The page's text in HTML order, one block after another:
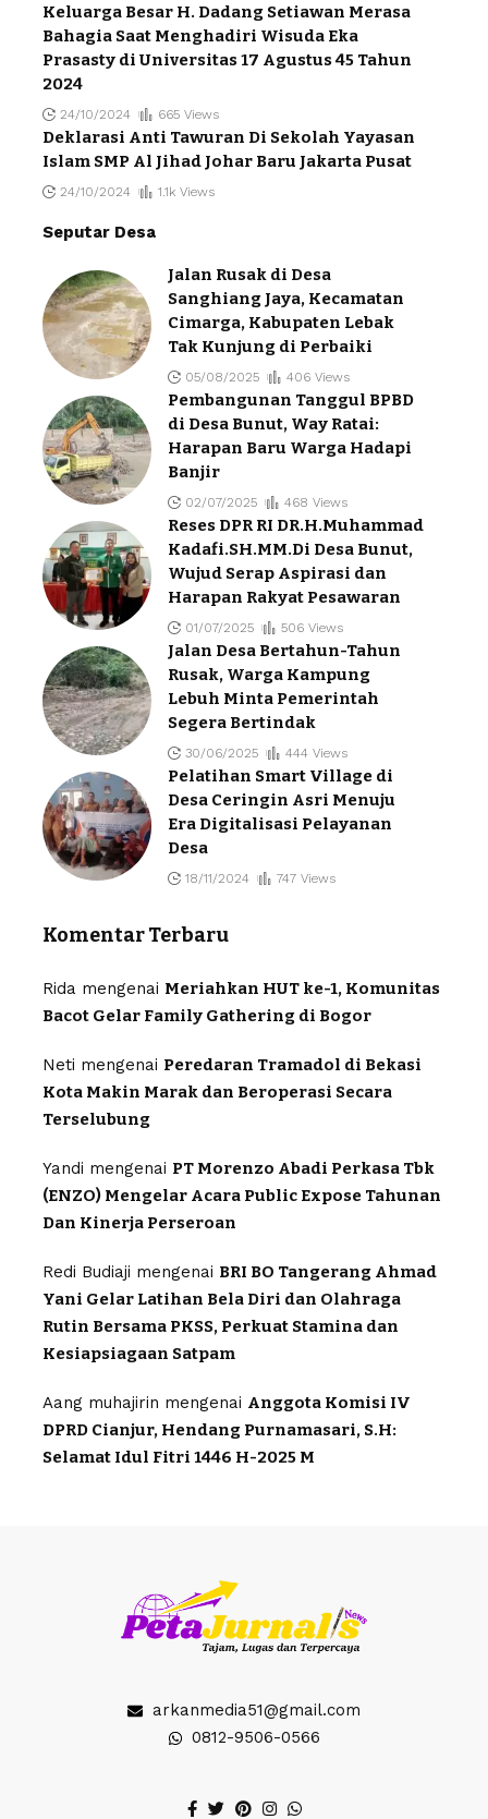
Keluarga Besar H. Dadang Setiawan Merasa
Bahagia Saat Menghadiri Wisuda Eka
Prasasty di Universitas 17 Agustus 45 Tahun
2024
24/10/2024 665 Views
Deklarasi Anti Tawuran Di Sekolah Yayasan
Islam SMP Al Jihad Johar Baru Jakarta Pusat
24/10/2024 1.1k Views
Seputar Desa
Jalan Rusak di Desa
Sanghiang Jaya, Kecamatan
Cimarga, Kabupaten Lebak
Tak Kunjung di Perbaiki
05/08/2025 406 Views
Pembangunan Tanggul BPBD
di Desa Bunut, Way Ratai:
Harapan Baru Warga Hadapi
Banjir
02/07/2025 468 Views
Reses DPR RI DR.H.Muhammad
Kadafi.SH.MM.Di Desa Bunut,
Wujud Serap Aspirasi dan
Harapan Rakyat Pesawaran
01/07/2025 506 Views
Jalan Desa Bertahun-Tahun
Rusak, Warga Kampung
Lebuh Minta Pemerintah
Segera Bertindak
30/06/2025 444 Views
Pelatihan Smart Village di
Desa Ceringin Asri Menuju
Era Digitalisasi Pelayanan
Desa
18/11/2024 747 Views
Komentar Terbaru
Rida mengenai Meriahkan HUT ke-1, Komunitas
Bacot Gelar Family Gathering di Bogor
Neti mengenai Peredaran Tramadol di Bekasi
Kota Makin Marak dan Beroperasi Secara
Terselubung
Yandi mengenai PT Morenzo Abadi Perkasa Tbk
(ENZO) Mengelar Acara Public Expose Tahunan
Dan Kinerja Perseroan
Redi Budiaji mengenai BRI BO Tangerang Ahmad
Yani Gelar Latihan Bela Diri dan Olahraga
Rutin Bersama PKSS, Perkuat Stamina dan
Kesiapsiagaan Satpam
Aang muhajirin mengenai Anggota Komisi IV
DPRD Cianjur, Hendang Purnamasari, S.H:
Selamat Idul Fitri 1446 H-2025 M
arkanmedia51@gmail.com
0812-9506-0566